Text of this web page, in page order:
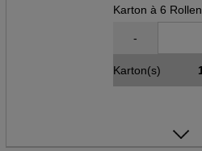
Karton à 6 Rollen
-
Karton(s)